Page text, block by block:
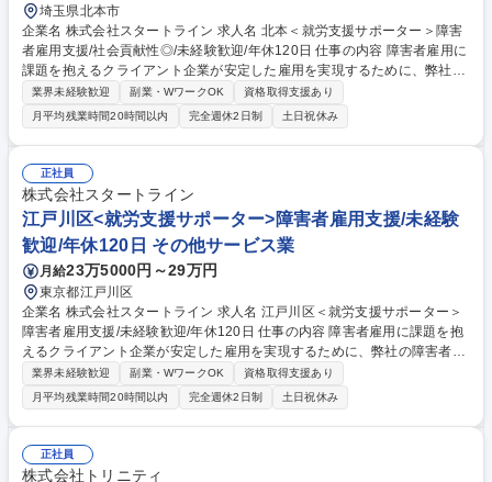
埼玉県北本市
企業名 株式会社スタートライン 求人名 北本＜就労支援サポーター＞障害
者雇用支援/社会貢献性◎/未経験歓迎/年休120日 仕事の内容 障害者雇用に
課題を抱えるクライアント企業が安定した雇用を実現するために、弊社の
屋内農園型障害者雇用支援サービスIBUKIでの就労/運営サポート業務をお
任せします。具体手的にはIBUKIを利用するクライアント 企業の「管理者
（IBUKIに常駐する障害者マネジメント担当者）」へ向けた障害者マネジ
メントのサポートと、「管理者と伴走しながらの障害者サポート」行って
いただきます。また、必要に応じて本社人事担当者とのIBUKI運営に関す
る報告・連絡・相談や障害者雇用に関するアドバイスなども行います。
例：管理者面談、管理者と障害者の面談への同席サポート、人事担当者に
向けた成果物活用方法の相談等 募集職種 北本＜就労支援サポーター＞障
害者雇用支援/社会貢献性◎/未経験歓迎/年休120日
業界未経験歓迎 副業・WワークOK
資格取得支援あり
月平均残業時間20時間以内
完全週休2日制 土日祝休み
正社員
株式会社スタートライン
江戸川区<就労支援サポーター>障害者雇用支援/未経験
歓迎/年休120日 その他サービス業
月給23万5000円～29万円
東京都江戸川区
企業名 株式会社スタートライン 求人名 江戸川区＜就労支援サポーター＞
障害者雇用支援/未経験歓迎/年休120日 仕事の内容 障害者雇用に課題を抱
えるクライアント企業が安定した雇用を実現するために、弊社の障害者雇
用支援の複合型サービスDiverse Villageの就労/運営サポート業務をお任
せします。具体的にはサービスを利用するクライ アント企業の「管理者
（Diverse Villageに常駐する障害者マネジメント担当者）」へ向けた障害
者マネジメントのサポートと、「管理者と伴走しながらの障害者サポー
ト」行っていただきます。また、必要に応じて本社人事担当者との運営に
関する報告・連絡・相談や障害者雇用に関するアドバイスなども行いま
業界未経験歓迎 副業・WワークOK
資格取得支援あり
月平均残業時間20時間以内
完全週休2日制 土日祝休み
正社員
株式会社トリニティ